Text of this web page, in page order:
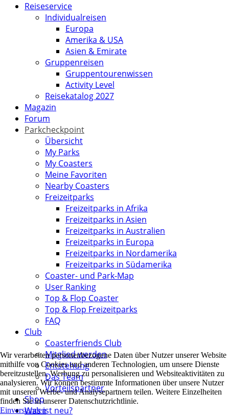
Reiseservice
Individualreisen
Europa
Amerika & USA
Asien & Emirate
Gruppenreisen
Gruppentourenwissen
Activity Level
Reisekatalog 2027
Magazin
Forum
Parkcheckpoint
Übersicht
My Parks
My Coasters
Meine Favoriten
Nearby Coasters
Freizeitparks
Freizeitparks in Afrika
Freizeitparks in Asien
Freizeitparks in Australien
Freizeitparks in Europa
Freizeitparks in Nordamerika
Freizeitparks in Südamerika
Coaster- und Park-Map
User Ranking
Top & Flop Coaster
Top & Flop Freizeitparks
FAQ
Club
Coasterfriends Club
Mitglied werden
Entstehung
Das Team
Vorteilspartner
Shop
Was ist neu?
Wir verarbeiten personenbezogene Daten über Nutzer unserer Website
mithilfe von Cookies und anderen Technologien, um unsere Dienste
bereitzustellen, Werbung zu personalisieren und Websiteaktivitäten zu
analysieren. Wir können bestimmte Informationen über unsere Nutzer
mit unseren Werbe- und Analysepartnern teilen. Weitere Einzelheiten
finden Sie in unserer Datenschutzrichtlinie.
Einverstanden